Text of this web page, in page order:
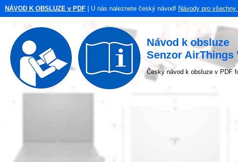
NÁVOD K OBSLUZE v PDF | U nás naleznete český návod! Návody pro
Návod k obsluze
Senzor AirThings
Český návod k obsluze v PDF